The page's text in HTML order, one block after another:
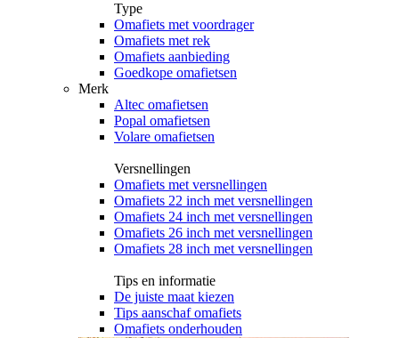
Type
Omafiets met voordrager
Omafiets met rek
Omafiets aanbieding
Goedkope omafietsen
Merk
Altec omafietsen
Popal omafietsen
Volare omafietsen
Versnellingen
Omafiets met versnellingen
Omafiets 22 inch met versnellingen
Omafiets 24 inch met versnellingen
Omafiets 26 inch met versnellingen
Omafiets 28 inch met versnellingen
Tips en informatie
De juiste maat kiezen
Tips aanschaf omafiets
Omafiets onderhouden